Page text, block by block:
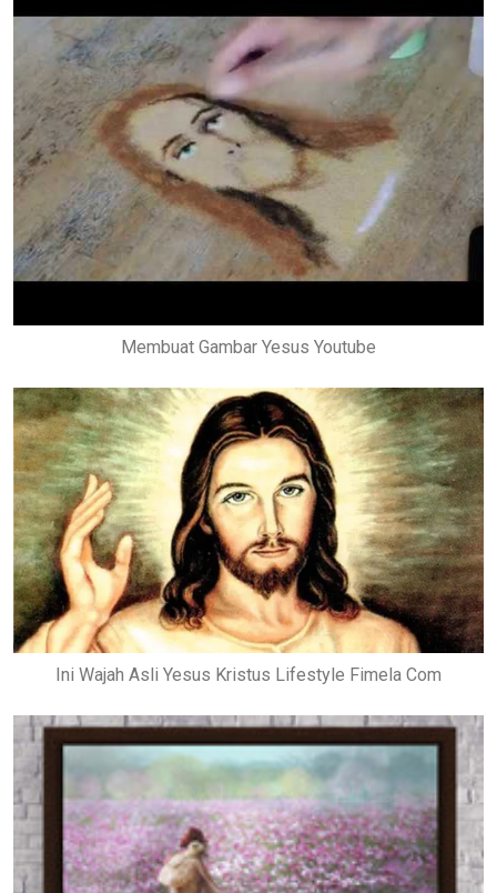
Membuat Gambar Yesus Youtube
Ini Wajah Asli Yesus Kristus Lifestyle Fimela Com